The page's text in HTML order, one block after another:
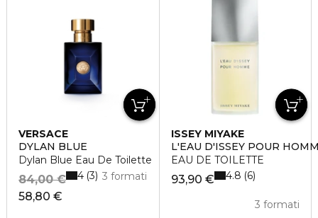
VERSACE
DYLAN BLUE
Dylan Blue Eau De Toilette
58,80 €
84,00 € 3 formati
4 3
ISSEY MIYAKE
L'EAU D'ISSEY POUR
EAU DE TOILETTE
93,90 €
3 formati
4.8 6